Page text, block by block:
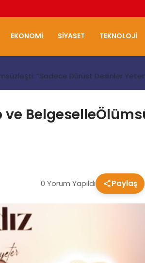
EKONOMI SIYASET TEKNOLOJI
“Sadece Dürüst Desinler
ve
0 Yorum Yapıldı Paylaş